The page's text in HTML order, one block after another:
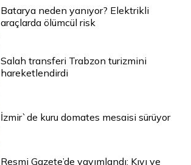
Batarya neden yanıyor? Elektrikli
araçlarda ölümcül risk
Salah transferi Trabzon turizmini
hareketlendirdi
İzmir`de kuru domates mesaisi sürüyor
Resmi Gazete’de yayımlandı: Kıyı ve